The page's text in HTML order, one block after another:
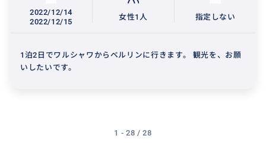
2022/12/14
2022/12/15
女性1人 指定しない
1泊2日でワルシャワからベルリンに行きます。 観光を、お願
いしたいです。
1 - 28 / 28